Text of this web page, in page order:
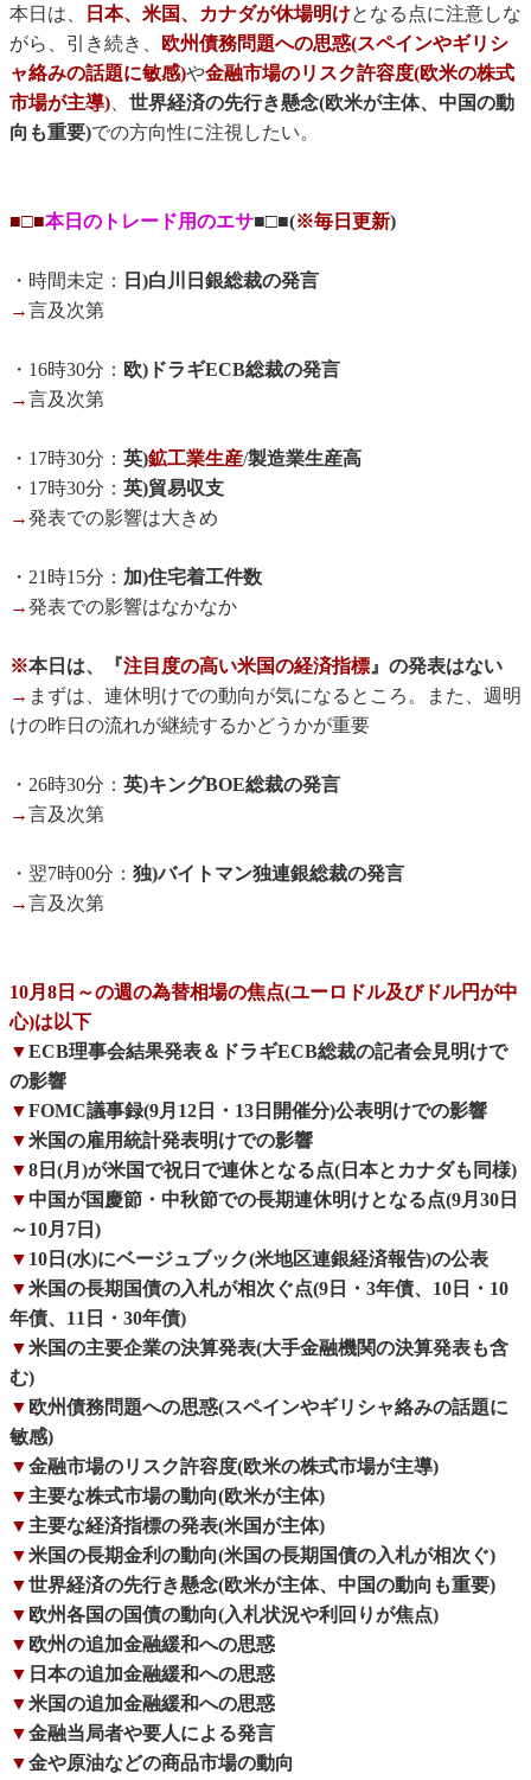
本日は、 日本、米国、カナダが休場明けとなる点に注意しな
がら、引き続き、
欧州債務問題への思惑(スペインやギリシ
ャ絡みの話題に敏感)や金融市場のリスク許容度(欧米の株式
市場が主導)、 世界経済の先行き懸念(欧米が主体、中国の動
向も重要)での方向性に注視したい。
■□■本日のトレード用のエサ■□■(※毎日更新)
・時間未定：
日)白川日銀総裁の発言
→言及次第
・16時30分： 欧)ドラギECB総裁の発言
→言及次第
・17時30分： 英)鉱工業生産/製造業生産高
・17時30分： 英)貿易収支
→発表での影響は大きめ
・21時15分： 加)住宅着工件数
→発表での影響はなかなか
※本日は、『注目度の高い米国の経済指標』の発表はない
→ まずは、連休明けでの動向が気になるところ。また、週明
けの昨日の流れが継続するかどうかが重要
・26時30分： 英)キングBOE総裁の発言
→言及次第
・翌7時00分： 独)バイトマン独連銀総裁の発言
→言及次第
10月8日～の週の為替相場の焦点(ユーロドル及びドル円が中
心)は以下
▼ECB理事会結果発表＆ドラギECB総裁の記者会見明けで
の影響
▼FOMC議事録(9月12日・13日開催分)公表明けでの影響
▼米国の雇用統計発表明けでの影響
▼8日(月)が米国で祝日で連休となる点(日本とカナダも同様)
▼ 中国が国慶節・中秋節での長期連休明けとなる点(9月30日
～10月7日)
▼ 10日(水)にベージュブック(米地区連銀経済報告)の公表
▼米国の長期国債の入札が相次ぐ点(9日・3年債、10日・10
年債、11日・30年債)
▼米国の主要企業の決算発表(大手金融機関の決算発表も含
む)
▼ 欧州債務問題への思惑(スペインやギリシャ絡みの話題に
敏感)
▼金融市場のリスク許容度(欧米の株式市場が主導)
▼主要な株式市場の動向(欧米が主体)
▼主要な経済指標の発表(米国が主体)
▼米国の長期金利の動向(米国の長期国債の入札が相次ぐ)
▼世界経済の先行き懸念(欧米が主体、中国の動向も重要)
▼ 欧州各国の国債の動向(入札状況や利回りが焦点)
▼ 欧州の追加金融緩和への思惑
▼ 日本の追加金融緩和への思惑
▼米国の追加金融緩和への思惑
▼金融当局者や要人による発言
▼金や原油などの商品市場の動向